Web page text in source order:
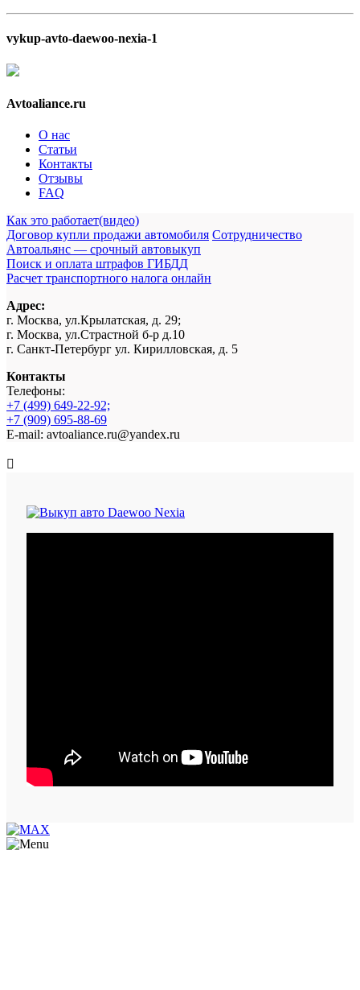
vykup-avto-daewoo-nexia-1
Avtoaliance.ru
О нас
Статьи
Контакты
Отзывы
FAQ
Как это работает(видео)
Договор купли продажи автомобиля Сотрудничество
Автоальянс — срочный автовыкуп
Поиск и оплата штрафов ГИБДД
Расчет транспортного налога онлайн
Адрес:
г. Москва, ул.Крылатская, д. 29;
г. Москва, ул.Страстной б-р д.10
г. Санкт-Петербург ул. Кирилловская, д. 5
Контакты
Телефоны:
+7 (499) 649-22-92;
+7 (909) 695-88-69
E-mail: avtoaliance.ru@yandex.ru